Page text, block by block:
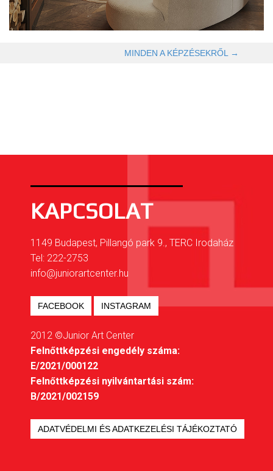
MINDEN A KÉPZÉSEKRŐL →
KAPCSOLAT
1149 Budapest, Pillangó park 9., TERC Irodaház
Tel: 222-2753
info@juniorartcenter.hu
FACEBOOK INSTAGRAM
2012 ©Junior Art Center
Felnőttképzési engedély száma:
E/2021/000122
Felnőttképzési nyilvántartási szám:
B/2021/002159
ADATVÉDELMI ÉS ADATKEZELÉSI TÁJÉKOZTATÓ